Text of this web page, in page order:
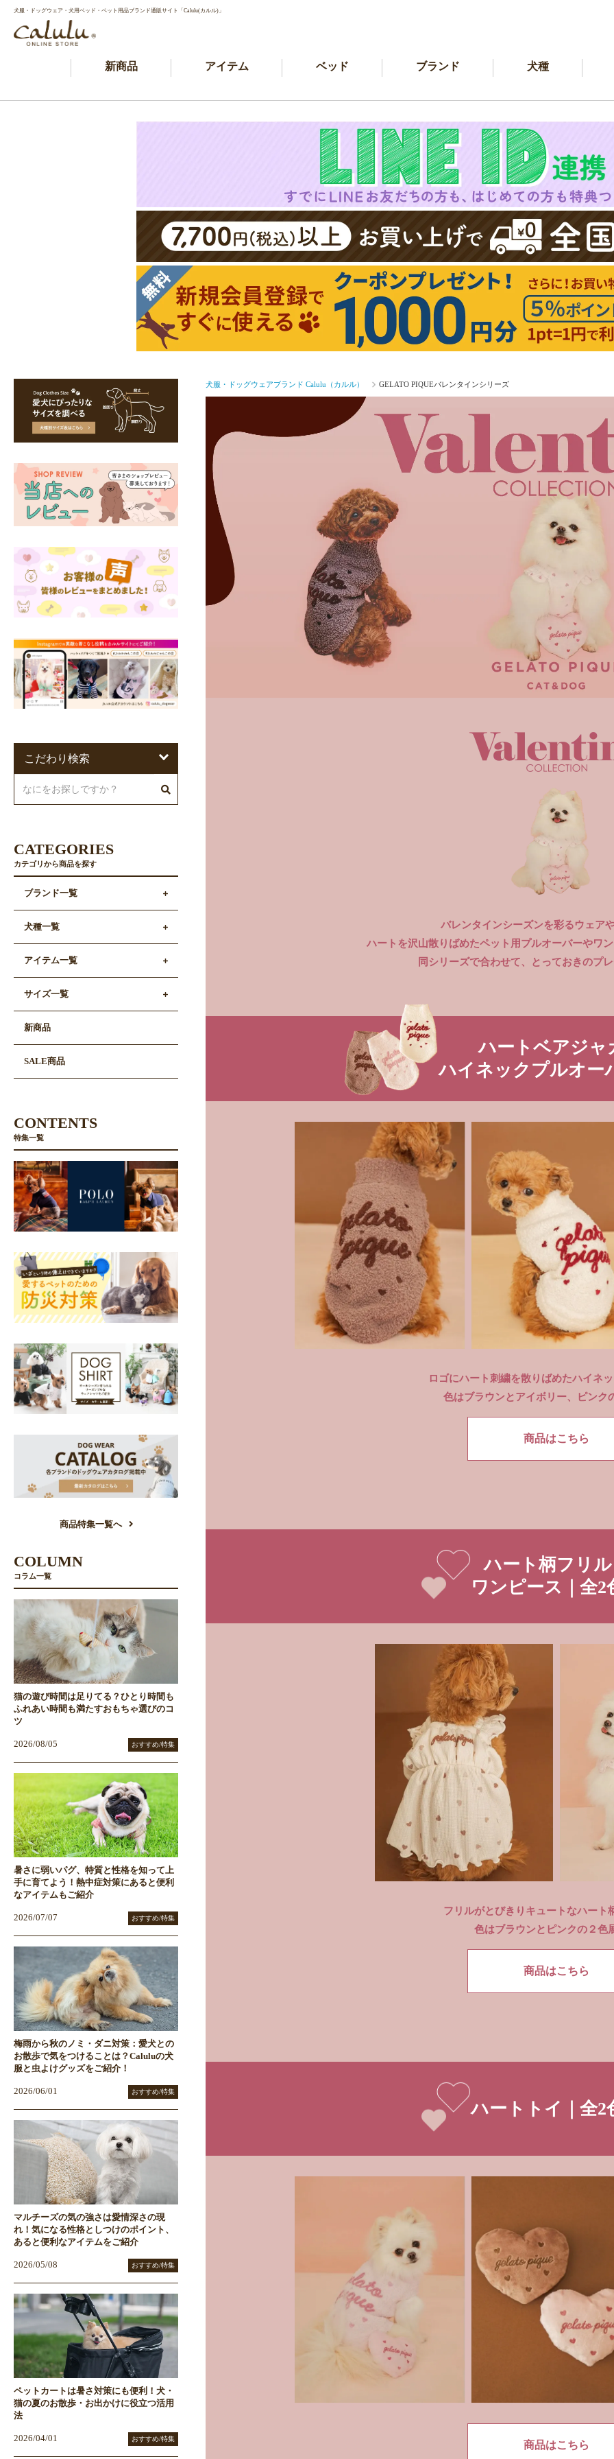
犬服・ドッグウェア・犬用ベッド・ペット用品ブランド通販サイト「Calulu(カルル)」
新商品 アイテム ベッド ブランド 犬種
犬服・ドッグウェアブランド Calulu（カルル） GELATO PIQUEバレンタインシリーズ
バレンタインシーズンを彩るウェア
ハートを沢山散りばめたペット用プルオーバーやワ
同シリーズで合わせて、とっておきのプ
ハートベアジャ
ハイネックプルオー
ロゴにハート刺繍を散りばめたハイネ
色はブラウンとアイボリー、ピンク
商品はこちら
ハート柄フリル
ワンピース｜全2
フリルがとびきりキュートなハート
色はブラウンとピンクの２色
商品はこちら
ハートトイ｜全2
商品はこちら
こだわり検索
CATEGORIES
カテゴリから商品を探す
ブランド一覧
犬種一覧
アイテム一覧
サイズ一覧
新商品
SALE商品
CONTENTS
特集一覧
商品特集一覧へ
COLUMN
コラム一覧
猫の遊び時間は足りてる？ひとり時間も
ふれあい時間も満たすおもちゃ選びのコ
ツ
2026/08/05 おすすめ/特集
暑さに弱いパグ、特質と性格を知って上
手に育てよう！熱中症対策にあると便利
なアイテムもご紹介
2026/07/07 おすすめ/特集
梅雨から秋のノミ・ダニ対策：愛犬との
お散歩で気をつけることは？Caluluの犬
服と虫よけグッズをご紹介！
2026/06/01 おすすめ/特集
マルチーズの気の強さは愛情深さの現
れ！気になる性格としつけのポイント、
あると便利なアイテムをご紹介
2026/05/08 おすすめ/特集
ペットカートは暑さ対策にも便利！犬・
猫の夏のお散歩・お出かけに役立つ活用
法
2026/04/01 おすすめ/特集